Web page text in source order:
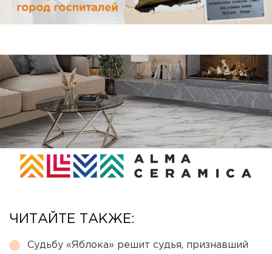
ЧИТАЙТЕ ТАКЖЕ:
Судьбу «Яблока» решит судья, признавший